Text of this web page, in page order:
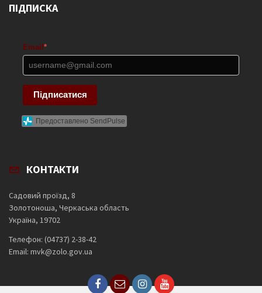
ПІДПИСКА
Email *
Підписатися
Предоставлено SendPulse
КОНТАКТИ
Садовий проїзд, 8
Золотоноша, Черкаська область
Україна, 19702
Телефон: (04737) 2-38-42
Email: mvk@zolo.gov.ua